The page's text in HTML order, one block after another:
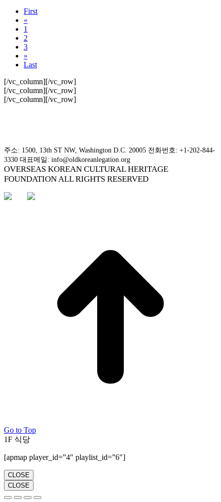
First
«
1
2
3
»
Last
[/vc_column][/vc_row]
[/vc_column][/vc_row]
[/vc_column][/vc_row]
주소: 1500, 13th ST NW, Washington D.C. 20005 전화번호: +1-202-844-
3330 대표메일: info@oldkoreanlegation.org
OVERSEAS KOREAN CULTURAL HERITAGE
FOUNDATION ALL RIGHTS RESERVED
Go to Top
1F 식당
[apmap player_id=”4″ playlist_id=”6″]
CLOSE
CLOSE